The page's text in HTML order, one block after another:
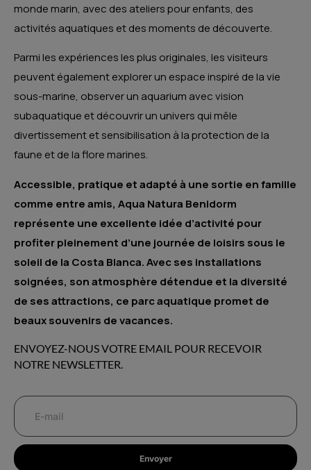
monde marin, avec des ateliers pour enfants, des
activités aquatiques et des moments de découverte.
Parmi les expériences les plus originales, les visiteurs
peuvent également explorer un espace inspiré de la vie
sous-marine, observer un aquarium avec vision
subaquatique et découvrir un univers qui mêle
divertissement et sensibilisation à la protection de la
faune et de la flore marines.
Accessible, pratique et adapté à une sortie en famille
comme entre amis, Aqua Natura Benidorm
représente une excellente idée d’activité pour
profiter pleinement d’une journée de loisirs sous le
soleil de la Costa Blanca. Avec ses installations
soignées, son atmosphère détendue et la diversité
de ses attractions, ce parc aquatique promet de
beaux souvenirs de vacances.
ENVOYEZ-NOUS VOTRE EMAIL POUR RECEVOIR
NOTRE NEWSLETTER.
Envoyer